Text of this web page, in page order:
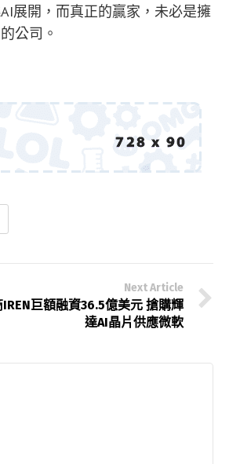
展開，而真正的贏家，未必是擁
公司。
Next Article
巨額融資36.5億美元 搶購輝
達AI晶片供應微軟